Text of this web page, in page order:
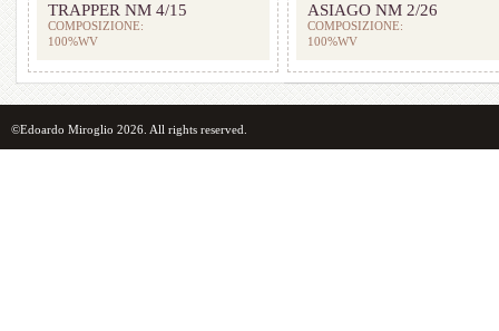
TRAPPER NM 4/15
COMPOSIZIONE:
100%WV
ASIAGO NM 2/26
COMPOSIZIONE:
100%WV
©Edoardo Miroglio 2026. All rights reserved.